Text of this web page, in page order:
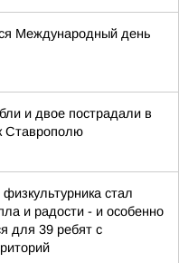
Международный день
и двое пострадали в
Ставрополю
стал
и радости - и особенно
для 39 ребят с